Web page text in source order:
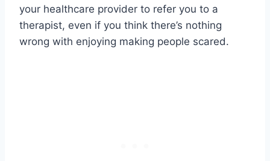
your healthcare provider to refer you to a
therapist, even if you think there’s nothing
wrong with enjoying making people scared.